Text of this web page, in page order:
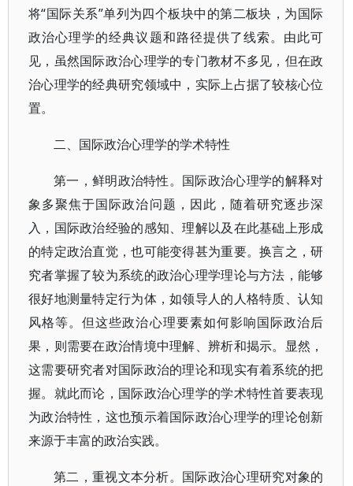
将“国际关系”单列为四个板块中的第二板块，为国际
政治心理学的经典议题和路径提供了线索。由此可
见，虽然国际政治心理学的专门教材不多见，但在政
治心理学的经典研究领域中，实际上占据了较核心位
置。
二、国际政治心理学的学术特性
第一，鲜明政治特性。国际政治心理学的解释对
象多聚焦于国际政治问题，因此，随着研究逐步深
入，国际政治经验的感知、理解以及在此基础上形成
的特定政治直觉，也可能变得甚为重要。换言之，研
究者掌握了较为系统的政治心理学理论与方法，能够
很好地测量特定行为体，如领导人的人格特质、认知
风格等。但这些政治心理要素如何影响国际政治后
果，则需要在政治情境中理解、辨析和揭示。显然，
这需要研究者对国际政治的理论和现实有着系统的把
握。就此而论，国际政治心理学的学术特性首要表现
为政治特性，这也预示着国际政治心理学的理论创新
来源于丰富的政治实践。
第二，重视文本分析。国际政治心理研究对象的